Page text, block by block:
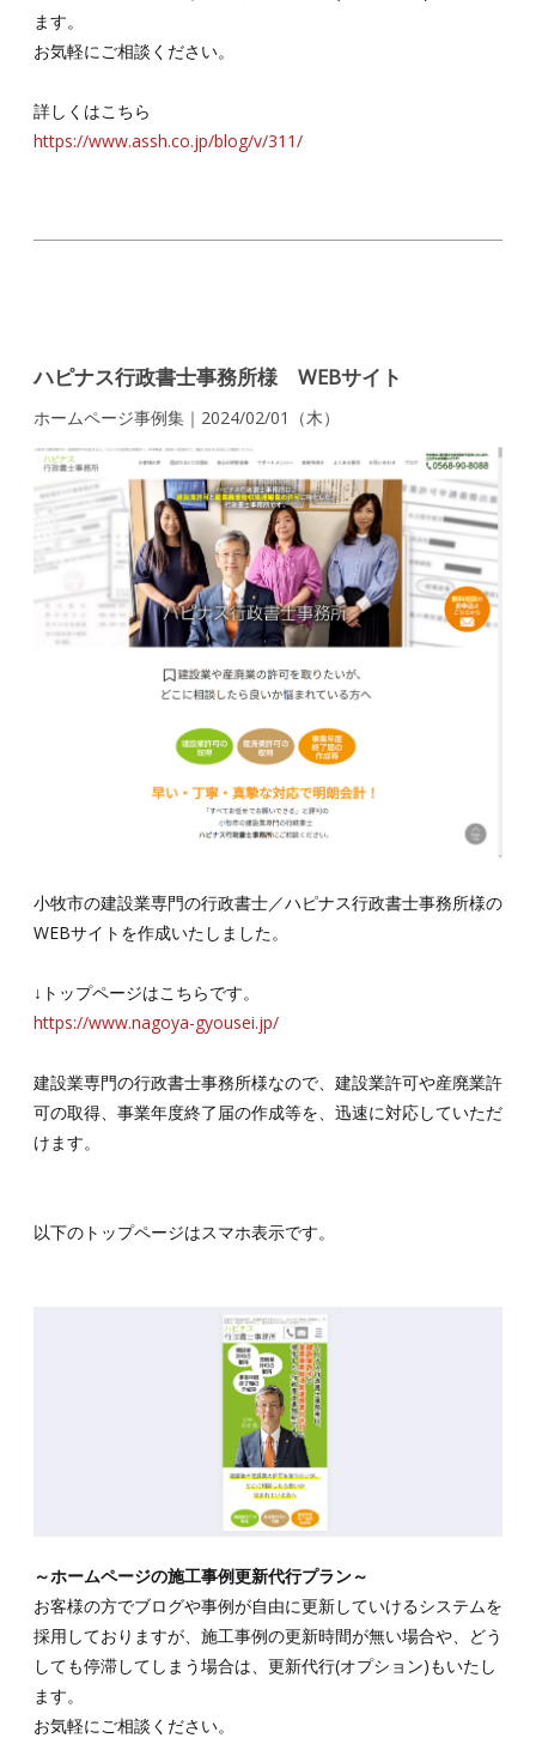
ます。
お気軽にご相談ください。
詳しくはこちら
https://www.assh.co.jp/blog/v/311/
ハピナス行政書士事務所様 WEBサイト
ホームページ事例集｜2024/02/01（木）
小牧市の建設業専門の行政書士／ハピナス行政書士事務所様の
WEBサイトを作成いたしました。
↓トップページはこちらです。
https://www.nagoya-gyousei.jp/
建設業専門の行政書士事務所様なので、建設業許可や産廃業許
可の取得、事業年度終了届の作成等を、迅速に対応していただ
けます。
以下のトップページはスマホ表示です。
～ホームページの施工事例更新代行プラン～
お客様の方でブログや事例が自由に更新していけるシステムを
採用しておりますが、施工事例の更新時間が無い場合や、どう
しても停滞してしまう場合は、更新代行(オプション)もいたし
ます。
お気軽にご相談ください。